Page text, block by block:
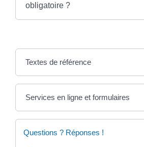
obligatoire ?
Textes de référence
Services en ligne et formulaires
Questions ? Réponses !